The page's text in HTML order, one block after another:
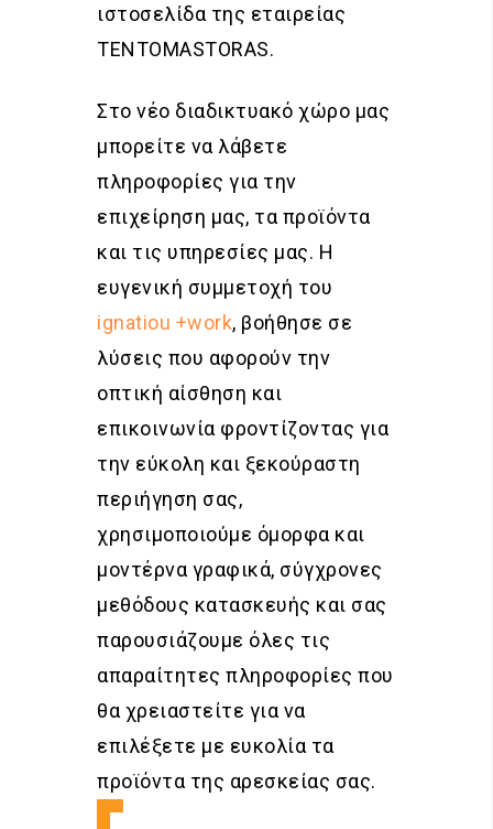
ιστοσελίδα της εταιρείας
TENTOMASTORAS.
Στο νέο διαδικτυακό χώρο μας
μπορείτε να λάβετε
πληροφορίες για την
επιχείρηση μας, τα προϊόντα
και τις υπηρεσίες μας. Η
ευγενική συμμετοχή του
ignatiou +work, βοήθησε σε
λύσεις που αφορούν την
οπτική αίσθηση και
επικοινωνία φροντίζοντας για
την εύκολη και ξεκούραστη
περιήγηση σας,
χρησιμοποιούμε όμορφα και
μοντέρνα γραφικά, σύγχρονες
μεθόδους κατασκευής και σας
παρουσιάζουμε όλες τις
απαραίτητες πληροφορίες που
θα χρειαστείτε για να
επιλέξετε με ευκολία τα
προϊόντα της αρεσκείας σας.